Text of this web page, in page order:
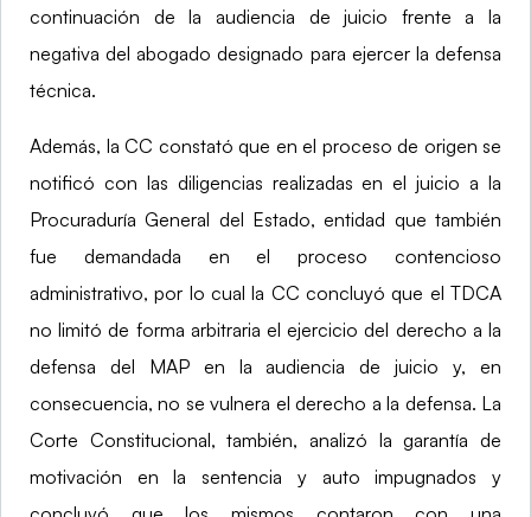
continuación de la audiencia de juicio frente a la
negativa del abogado designado para ejercer la defensa
técnica.
Además, la CC constató que en el proceso de origen se
notificó con las diligencias realizadas en el juicio a la
Procuraduría General del Estado, entidad que también
fue demandada en el proceso contencioso
administrativo, por lo cual la CC concluyó que el TDCA
no limitó de forma arbitraria el ejercicio del derecho a la
defensa del MAP en la audiencia de juicio y, en
consecuencia, no se vulnera el derecho a la defensa. La
Corte Constitucional, también, analizó la garantía de
motivación en la sentencia y auto impugnados y